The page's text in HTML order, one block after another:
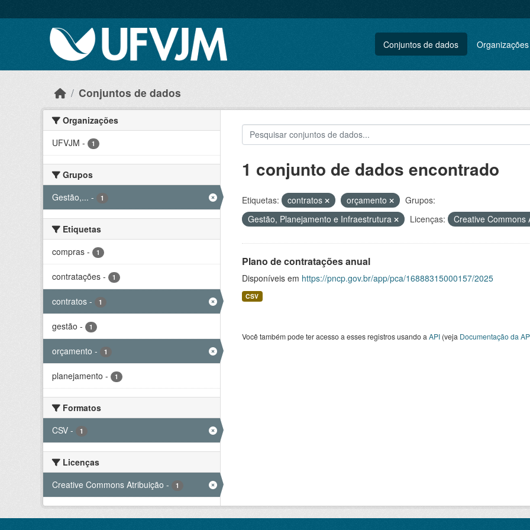
Conjuntos de dados Organizações
Conjuntos de dados
Organizações
UFVJM - 1
Grupos
Gestão,... - 1
Etiquetas
compras - 1
contratações - 1
contratos - 1
gestão - 1
orçamento - 1
planejamento - 1
Formatos
CSV - 1
Licenças
Creative Commons Atribuição - 1
1 conjunto de dados encontrado
Etiquetas: contratos orçamento
Grupos:
Gestão, Planejamento e Infraestrutura
Licenças: Creative Commons
Plano de contratações anual
Disponíveis em https://pncp.gov.br/app/pca/16888315000157/2025
CSV
Você também pode ter acesso a esses registros usando a API(veja Documentação da